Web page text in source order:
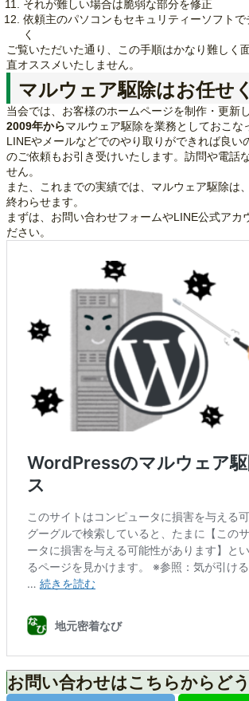
それが難しい場合は脆弱な部分を修正
依頼主のパソコンもセキュリティーソフト
く
ご覧いただいた通り、この手順はかなり難しく
直オススメいたしません。
マルウェア駆除はお任せ
当会では、お客様のホームページを制作・更新
2009年からマルウェア駆除を業務としておこな
LINEやメールなどでのやり取りができれば良い
のご依頼もお引き受けいたします。訪問や電話
せん。
また、これまでの実績では、マルウェア駆除は
終わらせます。
まずは、お問い合わせフォームやLINE公式アカ
ださい。
お問い合わせはこちらからど